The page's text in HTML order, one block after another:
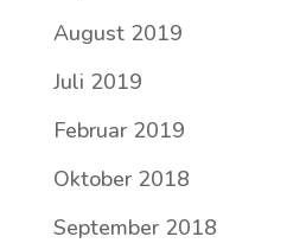
August 2019
Juli 2019
Februar 2019
Oktober 2018
September 2018